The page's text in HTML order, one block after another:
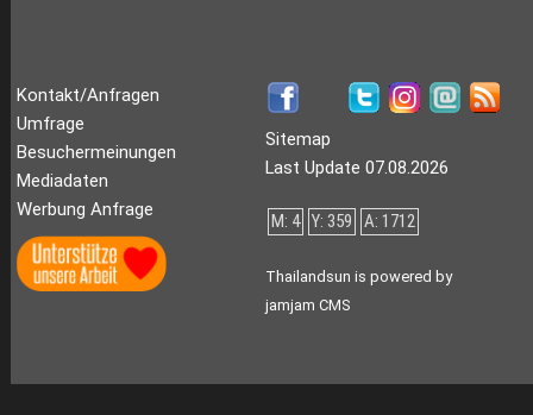
Kontakt/Anfragen
Umfrage
Besuchermeinungen
Mediadaten
Werbung Anfrage
Sitemap
Last Update 07.08.2026
M: 4 Y: 359 A: 1712
Thailandsun is powered by
jamjam CMS